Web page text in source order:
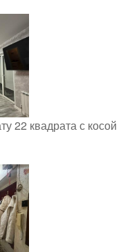
22 квадрата с косой